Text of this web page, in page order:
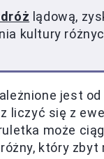
lądową,
kultury
jest
liczyć się z
może
który